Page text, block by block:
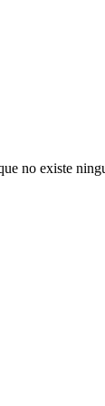
no existe